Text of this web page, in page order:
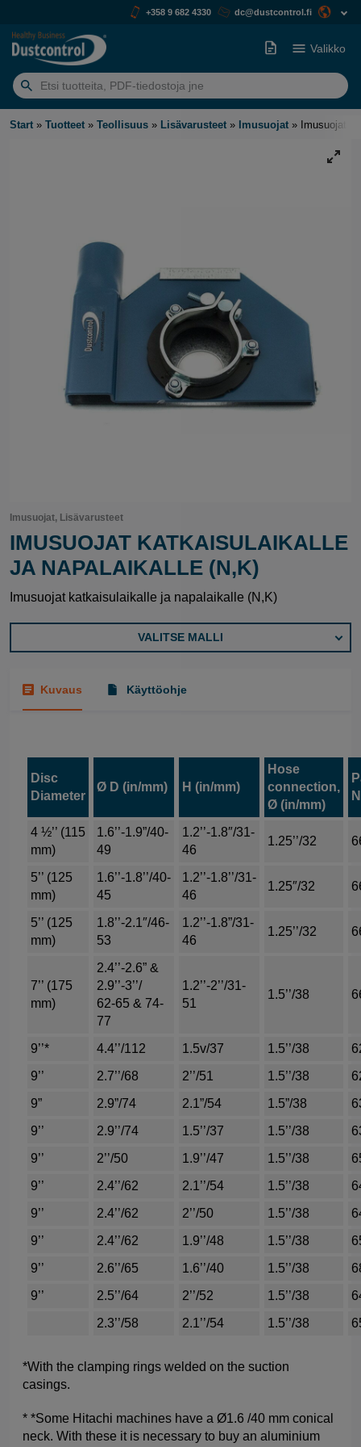
+358 9 682 4330 dc@dustcontrol.fi
Etsiä:
Valikko
Start » Tuotteet » Teollisuus » Lisävarusteet » Imusuojat » Imusuojat
Imusuojat, Lisävarusteet
IMUSUOJAT KATKAISULAIKALLE
JA NAPALAIKALLE (N,K)
Imusuojat katkaisulaikalle ja napalaikalle (N,K)
VALITSE MALLI
Kuvaus Käyttöohje
Disc
Diameter
Ø D (in/mm) H (in/mm)
Hose
connection,
Ø (in/mm)
4 ½’’ (115
mm)
1.6’’-1.9”/40-
49
1.2’’-1.8″/31-
46
1.25’’/32
5’’ (125
mm)
1.6’’-1.8’’/40-
45
1.2’’-1.8’’/31-
46
1.25″/32
5’’ (125
mm)
1.8’’-2.1″/46-
53
1.2’’-1.8”/31-
46
1.25’’/32
7’’ (175
mm)
2.4’’-2.6” &
2.9’’-3’’/
62-65 & 74-
77
1.2’’-2’’/31-
51
1.5’’/38
9’’* 4.4’’/112 1.5v/37 1.5’’/38
9’’
2.7’’/68 2’’/51 1.5’’/38
9”
2.9”/74 2.1”/54 1.5”/38
9’’
2.9’’/74 1.5’’/37 1.5’’/38
9’’
2’’/50 1.9’’/47 1.5’’/38
9’’
2.4’’/62 2.1’’/54 1.5’’/38
9’’
2.4’’/62 2’’/50 1.5’’/38
9’’
2.4’’/62 1.9’’/48 1.5’’/38
9’’
2.6’’/65 1.6’’/40 1.5’’/38
9’’
2.5’’/64 2’’/52 1.5’’/38
2.3’’/58
2.1’’/54 1.5’’/38
*With the clamping rings welded on the suction
casings.
* *Some Hitachi machines have a Ø1.6 /40 mm conical
neck. With these it is necessary to buy an aluminium